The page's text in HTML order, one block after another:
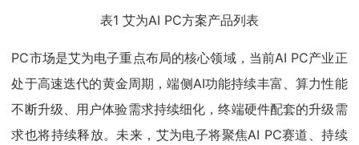
表1 艾为AI PC方案产品列表
PC市场是艾为电子重点布局的核心领域，当前AI PC产业正
处于高速迭代的黄金周期，端侧AI功能持续丰富、算力性能
不断升级、用户体验需求持续细化，终端硬件配套的升级需
求也将持续释放。未来，艾为电子将聚焦AI PC赛道、持续